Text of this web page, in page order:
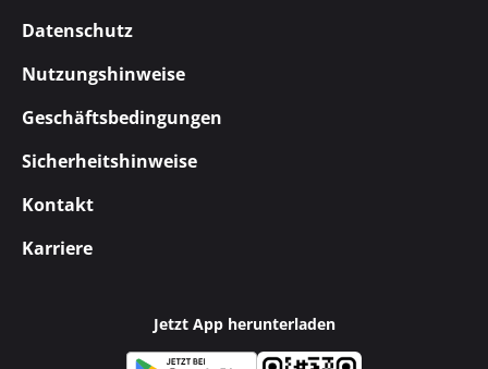
Datenschutz
Nutzungshinweise
Geschäftsbedingungen
Sicherheitshinweise
Kontakt
Karriere
Jetzt App herunterladen